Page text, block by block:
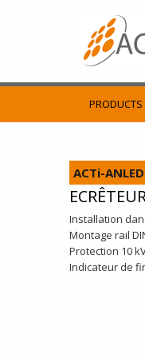
PRODUCTS
ACTi-
Installation
Montage rail
Protection 10
Indicateur de